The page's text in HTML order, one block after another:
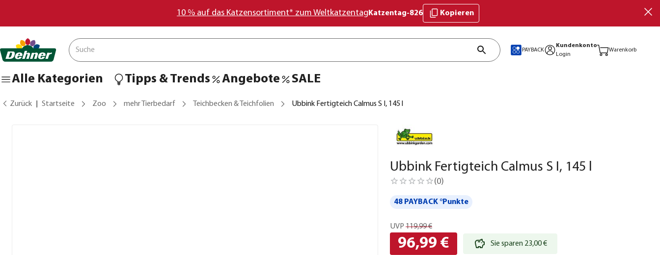
10 % auf das Katzensortiment* zum Weltkatzentag Katzentag-826 Kopieren
PAYBACK
Kundenkonto
Login
Warenkorb
Alle Kategorien Tipps & Trends Angebote SALE
Zurück Startseite Zoo mehr Tierbedarf Teichbecken & Teichfolien Ubbink Fertigteich Calmus S I, 145 l
Ubbink Fertigteich Calmus S I, 145 l
(0)
48 PAYBACK °Punkte
UVP 119,99 €
96,99 € Sie sparen 23,00 €